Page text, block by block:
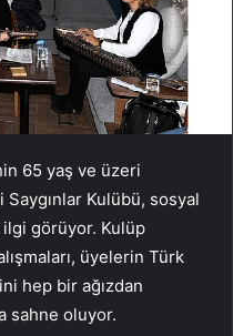
65 yaş ve üzeri
Kulübü, sosyal
görüyor. Kulüp
üyelerin Türk
hep bir ağızdan
sahne oluyor.